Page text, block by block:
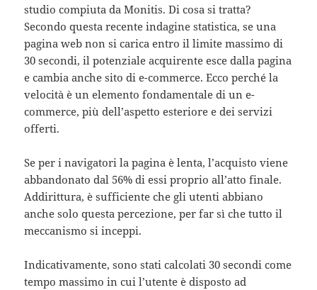
studio compiuta da Monitis. Di cosa si tratta?
Secondo questa recente indagine statistica, se una
pagina web non si carica entro il limite massimo di
30 secondi, il potenziale acquirente esce dalla pagina
e cambia anche sito di e-commerce. Ecco perché la
velocità è un elemento fondamentale di un e-
commerce, più dell’aspetto esteriore e dei servizi
offerti.
Se per i navigatori la pagina è lenta, l’acquisto viene
abbandonato dal 56% di essi proprio all’atto finale.
Addirittura, è sufficiente che gli utenti abbiano
anche solo questa percezione, per far sì che tutto il
meccanismo si inceppi.
Indicativamente, sono stati calcolati 30 secondi come
tempo massimo in cui l’utente è disposto ad